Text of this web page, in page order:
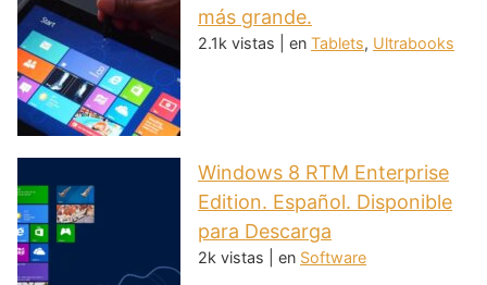
más grande.
2.1k vistas en Tablets, Ultrabooks
Windows 8 RTM Enterprise
Edition. Español. Disponible
para Descarga
2k vistas en Software